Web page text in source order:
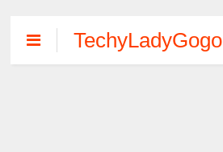
TechyLadyGogo